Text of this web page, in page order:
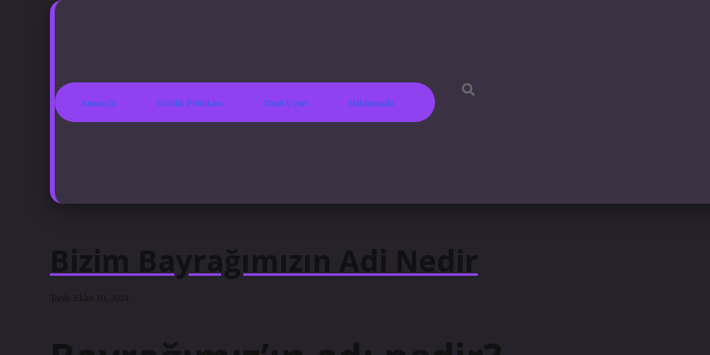
Anasayfa Gizlilik Politikası Yasal Uyarı Hakkımızda
Bizim Bayrağımızın Adi Nedir
Tarih: Ekim 10, 2024